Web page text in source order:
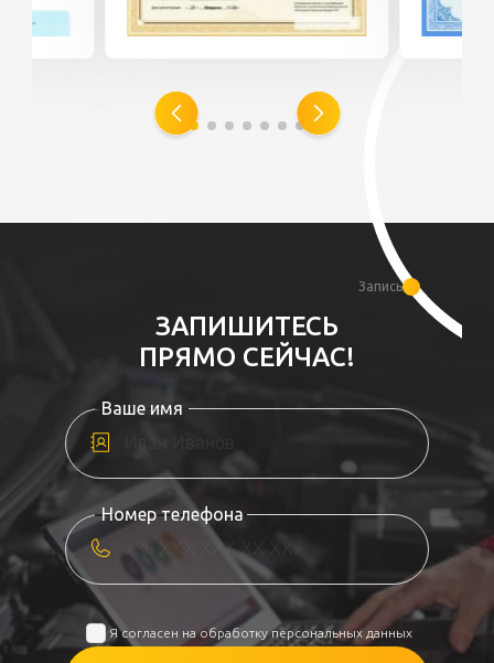
Запись
ЗАПИШИТЕСЬ
ПРЯМО СЕЙЧАС!
Ваше имя
Номер телефона
Я согласен на обработку персональных данных